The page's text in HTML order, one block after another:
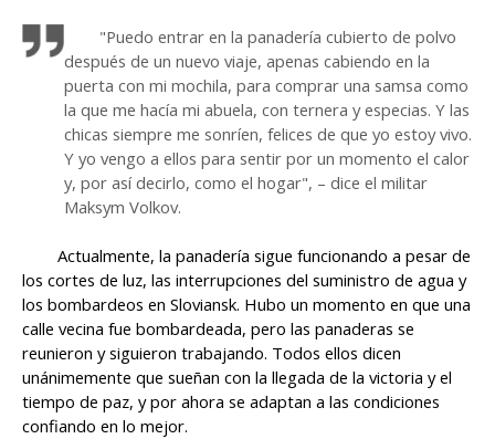
"Puedo entrar en la panadería cubierto de polvo
después de un nuevo viaje, apenas cabiendo en la
puerta con mi mochila, para comprar una samsa como
la que me hacía mi abuela, con ternera y especias. Y las
chicas siempre me sonríen, felices de que yo estoy vivo.
Y yo vengo a ellos para sentir por un momento el calor
y, por así decirlo, como el hogar", – dice el militar
Maksym Volkov.
Actualmente, la panadería sigue funcionando a pesar de
los cortes de luz, las interrupciones del suministro de agua y
los bombardeos en Sloviansk. Hubo un momento en que una
calle vecina fue bombardeada, pero las panaderas se
reunieron y siguieron trabajando. Todos ellos dicen
unánimemente que sueñan con la llegada de la victoria y el
tiempo de paz, y por ahora se adaptan a las condiciones
confiando en lo mejor.